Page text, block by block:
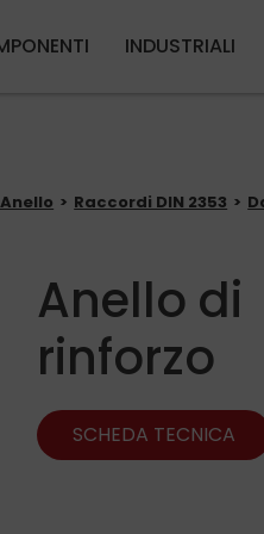
INDUSTRIALI
Raccordi DIN 2353
Anello di
rinforzo
SCHEDA TECNICA